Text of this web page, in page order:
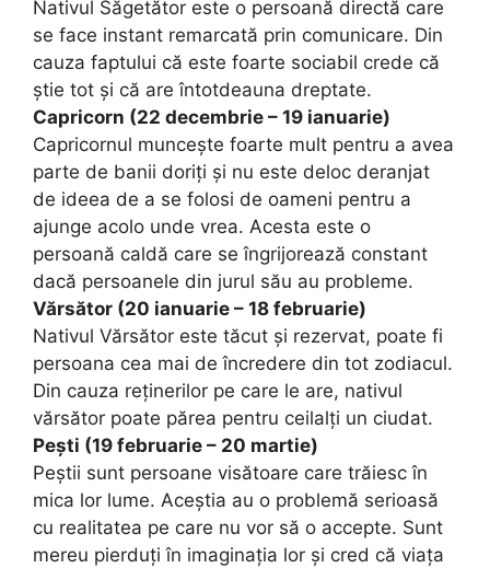
Nativul Săgetător este o persoană directă care
se face instant remarcată prin comunicare. Din
cauza faptului că este foarte sociabil crede că
știe tot și că are întotdeauna dreptate.
Capricorn (22 decembrie – 19 ianuarie)
Capricornul muncește foarte mult pentru a avea
parte de banii doriți și nu este deloc deranjat
de ideea de a se folosi de oameni pentru a
ajunge acolo unde vrea. Acesta este o
persoană caldă care se îngrijorează constant
dacă persoanele din jurul său au probleme.
Vărsător (20 ianuarie – 18 februarie)
Nativul Vărsător este tăcut și rezervat, poate fi
persoana cea mai de încredere din tot zodiacul.
Din cauza reținerilor pe care le are, nativul
vărsător poate părea pentru ceilalți un ciudat.
Pești (19 februarie – 20 martie)
Peștii sunt persoane visătoare care trăiesc în
mica lor lume. Aceștia au o problemă serioasă
cu realitatea pe care nu vor să o accepte. Sunt
mereu pierduți în imaginația lor și cred că viața